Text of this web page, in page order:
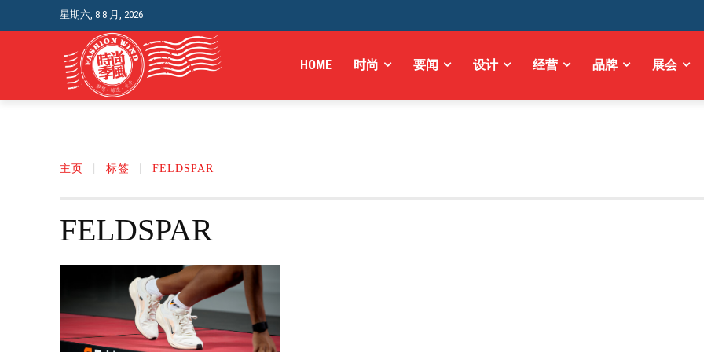
星期六, 8 8 月, 2026
HOME 时尚 要闻 设计 经营 品牌 展会
主页 标签 FELDSPAR
FELDSPAR